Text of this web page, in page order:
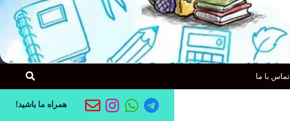
تماس با ما
همراه ما باشید!